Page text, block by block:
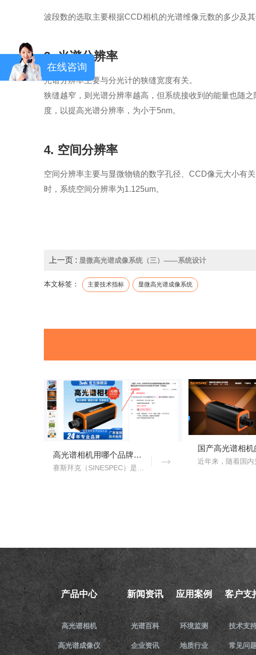
波段数的选取主要根据CCD相机的光谱维像元数的多少及
3. 光谱分辨率
光谱分辨率主要与分光计的狭缝宽度有关。
狭缝越窄，则光谱分辨率越高，但系统接收到的能量也随
度，以提高光谱分辨率，为小于5nm。
4. 空间分辨率
空间分辨率主要与显微物镜的数字孔径、CCD像元大小有
时，系统空间分辨率为1.125um。
上一页 : 显微高光谱成像系统（三）——系统设计
本文标签： 主要技术指标 显微高光谱成像系统
高光谱相机用哪个品牌？赛斯拜克怎么样？
产品中心
高光谱相机
高光谱成像仪
新闻资讯
光谱百科
企业资讯
应用案例
环境监测
地质行业
客户支
技术支
常见问
在线咨询